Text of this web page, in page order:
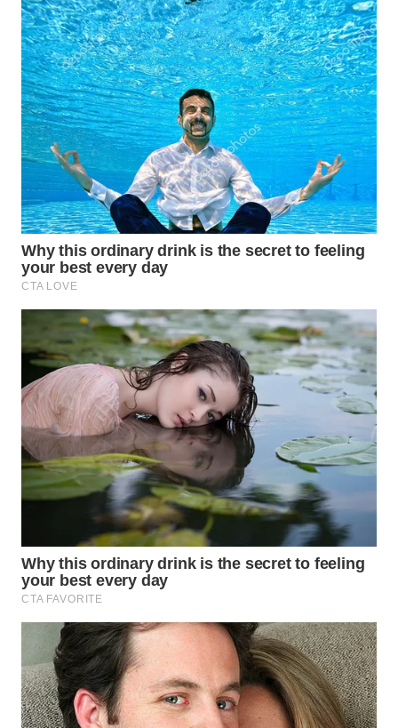
WN
CIREBON
WN
INDRAMAYU
WN
KUNINGAN
WN
MAJALENGKA
WN
WN
SUKABUMI
WN
PURWAKARTA
WN
PRIANGAN
WN
SEMARANG
SOLO
WN
BOROBUDUR